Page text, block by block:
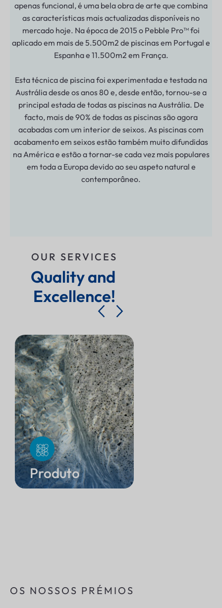
apenas funcional, é uma bela obra de arte que combina
as características mais actualizadas disponíveis no
mercado hoje. Na época de 2015 o Pebble Pro™ foi
aplicado em mais de 5.500m2 de piscinas em Portugal e
Espanha e 11.500m2 em França.
Esta técnica de piscina foi experimentada e testada na
Austrália desde os anos 80 e, desde então, tornou-se a
principal estada de todas as piscinas na Austrália. De
facto, mais de 90% de todas as piscinas são agora
acabadas com um interior de seixos. As piscinas com
acabamento em seixos estão também muito difundidas
na América e estão a tornar-se cada vez mais populares
em toda a Europa devido ao seu aspeto natural e
contemporâneo.
OUR SERVICES
Quality and
Excellence!
Produto
OS NOSSOS PRÉMIOS